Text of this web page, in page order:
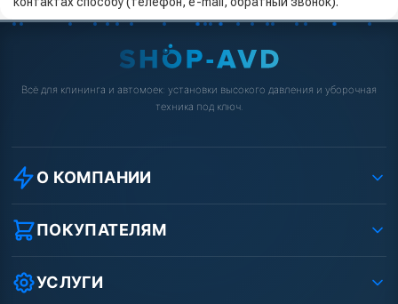
Всё для клининга и автомоек: установки высокого давления и уборочная
техника под ключ.
О КОМПАНИИ
О компании
Реквизиты ООО «Шоп АВД»
Защита данных клиента
Условия соглашения
Вакансии
ПОКУПАТЕЛЯМ
Как заказать?
Оплата
Доставка
УСЛУГИ